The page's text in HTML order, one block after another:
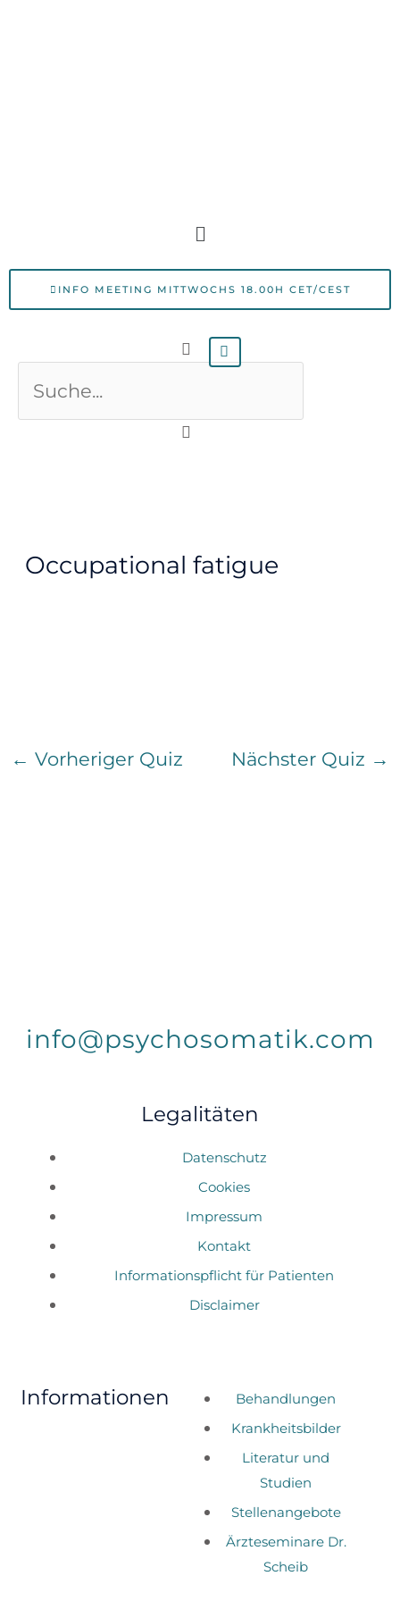
Menü
INFO MEETING MITTWOCHS 18.00H CET/CEST
Occupational fatigue
← Vorheriger Quiz Nächster Quiz →
info@psychosomatik.com
Legalitäten
Datenschutz
Cookies
Impressum
Kontakt
Informationspflicht für Patienten
Disclaimer
Informationen
Behandlungen
Krankheitsbilder
Literatur und
Studien
Stellenangebote
Ärzteseminare Dr.
Scheib